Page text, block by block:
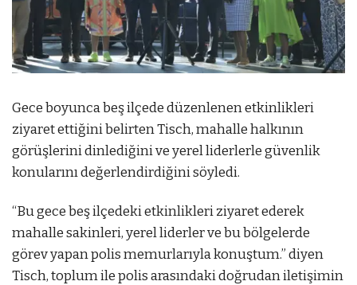
Gece boyunca beş ilçede düzenlenen etkinlikleri
ziyaret ettiğini belirten Tisch, mahalle halkının
görüşlerini dinlediğini ve yerel liderlerle güvenlik
konularını değerlendirdiğini söyledi.
“Bu gece beş ilçedeki etkinlikleri ziyaret ederek
mahalle sakinleri, yerel liderler ve bu bölgelerde
görev yapan polis memurlarıyla konuştum.” diyen
Tisch, toplum ile polis arasındaki doğrudan iletişimin